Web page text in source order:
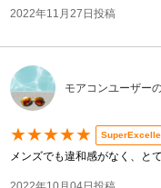
2022年11月27日投稿
モアコンユーザー
★★★★★
メンズでも違和感がなく、と